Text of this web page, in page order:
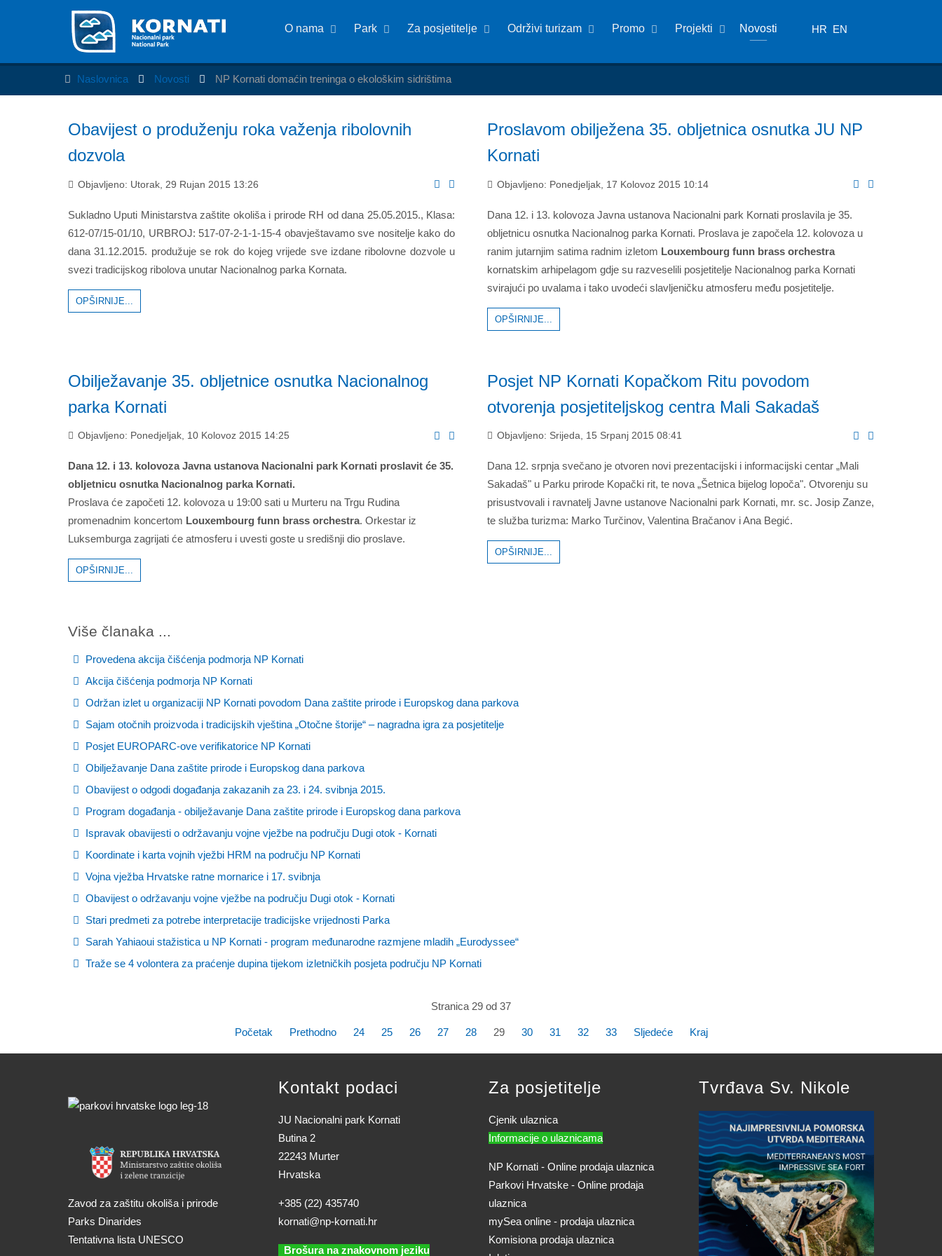
O nama Park Za posjetitelje Održivi turizam Promo Projekti Novosti HR EN
Naslovnica Novosti NP Kornati domaćin treninga o ekološkim sidrištima
Obavijest o produženju roka važenja ribolovnih
dozvola
Objavljeno: Utorak, 29 Rujan 2015 13:26
Sukladno Uputi Ministarstva zaštite okoliša i prirode RH od dana 25.05.2015., Klasa:
612-07/15-01/10, URBROJ: 517-07-2-1-1-15-4 obavještavamo sve nositelje kako do
dana 31.12.2015. produžuje se rok do kojeg vrijede sve izdane ribolovne dozvole u
svezi tradicijskog ribolova unutar Nacionalnog parka Kornata.
OPŠIRNIJE...
Proslavom obilježena 35. obljetnica osnutka JU NP
Kornati
Objavljeno: Ponedjeljak, 17 Kolovoz 2015 10:14
Dana 12. i 13. kolovoza Javna ustanova Nacionalni park Kornati proslavila je 35.
obljetnicu osnutka Nacionalnog parka Kornati. Proslava je započela 12. kolovoza u
ranim jutarnjim satima radnim izletom Louxembourg funn brass orchestra
kornatskim arhipelagom gdje su razveselili posjetitelje Nacionalnog parka Kornati
svirajući po uvalama i tako uvodeći slavljeničku atmosferu među posjetitelje.
OPŠIRNIJE...
Obilježavanje 35. obljetnice osnutka Nacionalnog
parka Kornati
Objavljeno: Ponedjeljak, 10 Kolovoz 2015 14:25
Dana 12. i 13. kolovoza Javna ustanova Nacionalni park Kornati proslavit će 35.
obljetnicu osnutka Nacionalnog parka Kornati.
Proslava će započeti 12. kolovoza u 19:00 sati u Murteru na Trgu Rudina
promenadnim koncertom Louxembourg funn brass orchestra. Orkestar iz
Luksemburga zagrijati će atmosferu i uvesti goste u središnji dio proslave.
OPŠIRNIJE...
Posjet NP Kornati Kopačkom Ritu povodom
otvorenja posjetiteljskog centra Mali Sakadaš
Objavljeno: Srijeda, 15 Srpanj 2015 08:41
Dana 12. srpnja svečano je otvoren novi prezentacijski i informacijski centar „Mali
Sakadaš" u Parku prirode Kopački rit, te nova „Šetnica bijelog lopoča". Otvorenju su
prisustvovali i ravnatelj Javne ustanove Nacionalni park Kornati, mr. sc. Josip Zanze,
te služba turizma: Marko Turčinov, Valentina Bračanov i Ana Begić.
OPŠIRNIJE...
Više članaka ...
Provedena akcija čišćenja podmorja NP Kornati
Akcija čišćenja podmorja NP Kornati
Održan izlet u organizaciji NP Kornati povodom Dana zaštite prirode i Europskog dana parkova
Sajam otočnih proizvoda i tradicijskih vještina „Otočne štorije“ – nagradna igra za posjetitelje
Posjet EUROPARC-ove verifikatorice NP Kornati
Obilježavanje Dana zaštite prirode i Europskog dana parkova
Obavijest o odgodi događanja zakazanih za 23. i 24. svibnja 2015.
Program događanja - obilježavanje Dana zaštite prirode i Europskog dana parkova
Ispravak obavijesti o održavanju vojne vježbe na području Dugi otok - Kornati
Koordinate i karta vojnih vježbi HRM na području NP Kornati
Vojna vježba Hrvatske ratne mornarice i 17. svibnja
Obavijest o održavanju vojne vježbe na području Dugi otok - Kornati
Stari predmeti za potrebe interpretacije tradicijske vrijednosti Parka
Sarah Yahiaoui stažistica u NP Kornati - program međunarodne razmjene mladih „Eurodyssee“
Traže se 4 volontera za praćenje dupina tijekom izletničkih posjeta području NP Kornati
Stranica 29 od 37
Početak Prethodno 24 25 26 27 28 29 30 31 32 33 Sljedeće Kraj
Zavod za zaštitu okoliša i prirode
Parks Dinarides
Tentativna lista UNESCO
Kontakt podaci
JU Nacionalni park Kornati
Butina 2
22243 Murter
Hrvatska
+385 (22) 435740
kornati@np-kornati.hr
Brošura na znakovnom jeziku
Za posjetitelje
Cjenik ulaznica
Informacije o ulaznicama
NP Kornati - Online prodaja ulaznica
Parkovi Hrvatske - Online prodaja
ulaznica
mySea online - prodaja ulaznica
Komisiona prodaja ulaznica
Tvrđava Sv. Nikole